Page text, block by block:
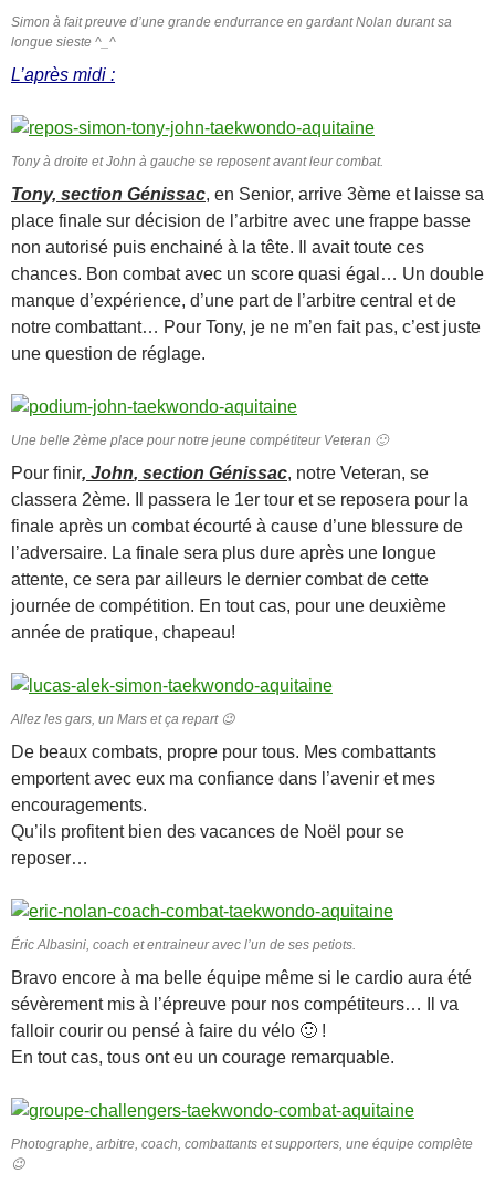
Simon à fait preuve d’une grande endurrance en gardant Nolan durant sa
longue sieste ^_^
L’après midi :
Tony à droite et John à gauche se reposent avant leur combat.
Tony, section Génissac, en Senior, arrive 3ème et laisse sa
place finale sur décision de l’arbitre avec une frappe basse
non autorisé puis enchainé à la tête. Il avait toute ces
chances. Bon combat avec un score quasi égal… Un double
manque d’expérience, d’une part de l’arbitre central et de
notre combattant… Pour Tony, je ne m’en fait pas, c’est juste
une question de réglage.
Une belle 2ème place pour notre jeune compétiteur Veteran 🙂
Pour finir, John, section Génissac, notre Veteran, se
classera 2ème. Il passera le 1er tour et se reposera pour la
finale après un combat écourté à cause d’une blessure de
l’adversaire. La finale sera plus dure après une longue
attente, ce sera par ailleurs le dernier combat de cette
journée de compétition. En tout cas, pour une deuxième
année de pratique, chapeau!
Allez les gars, un Mars et ça repart 😉
De beaux combats, propre pour tous. Mes combattants
emportent avec eux ma confiance dans l’avenir et mes
encouragements.
Qu’ils profitent bien des vacances de Noël pour se
reposer…
Éric Albasini, coach et entraineur avec l’un de ses petiots.
Bravo encore à ma belle équipe même si le cardio aura été
sévèrement mis à l’épreuve pour nos compétiteurs… Il va
falloir courir ou pensé à faire du vélo 🙂 !
En tout cas, tous ont eu un courage remarquable.
Photographe, arbitre, coach, combattants et supporters, une équipe complète
😉